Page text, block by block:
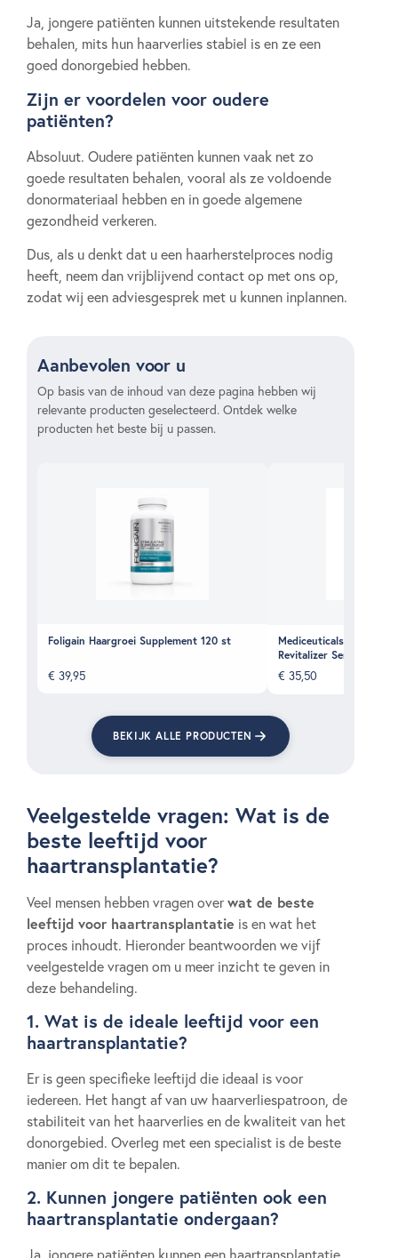
Ja, jongere patiënten kunnen uitstekende resultaten
behalen, mits hun haarverlies stabiel is en ze een
goed donorgebied hebben.
Zijn er voordelen voor oudere
patiënten?
Absoluut. Oudere patiënten kunnen vaak net zo
goede resultaten behalen, vooral als ze voldoende
donormateriaal hebben en in goede algemene
gezondheid verkeren.
Dus, als u denkt dat u een haarherstelproces nodig
heeft, neem dan vrijblijvend contact op met ons op,
zodat wij een adviesgesprek met u kunnen inplannen.
Aanbevolen voor u
Op basis van de inhoud van deze pagina hebben wij
relevante producten geselecteerd. Ontdek welke
producten het beste bij u passen.
Foligain Haargroei Supplement 120 st
€ 39,95
Mediceuticals Numinox
Revitalizer Serum
€ 35,50
BEKIJK ALLE PRODUCTEN
Veelgestelde vragen: Wat is de
beste leeftijd voor
haartransplantatie?
Veel mensen hebben vragen overwat de beste
leeftijd voor haartransplantatie is en wat het
proces inhoudt. Hieronder beantwoorden we vijf
veelgestelde vragen om u meer inzicht te geven in
deze behandeling.
1. Wat is de ideale leeftijd voor een
haartransplantatie?
Er is geen specifieke leeftijd die ideaal is voor
iedereen. Het hangt af van uw haarverliespatroon, de
stabiliteit van het haarverlies en de kwaliteit van het
donorgebied. Overleg met een specialist is de beste
manier om dit te bepalen.
2. Kunnen jongere patiënten ook een
haartransplantatie ondergaan?